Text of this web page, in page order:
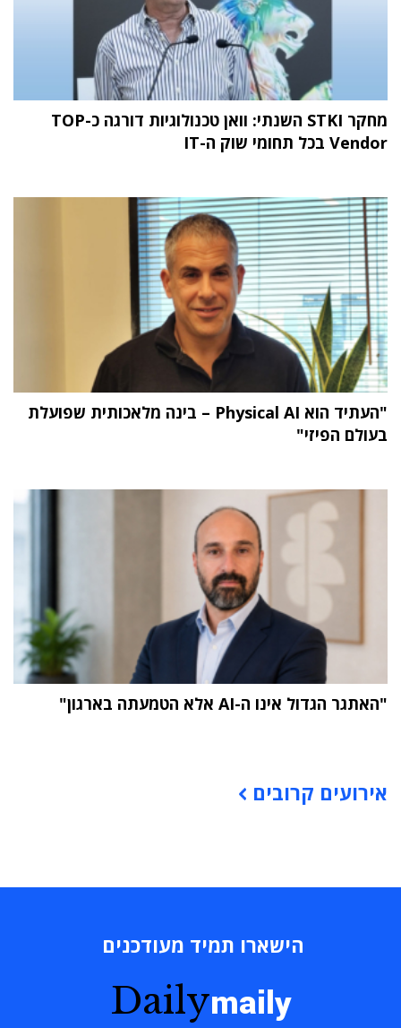
מחקר STKI השנתי: וואן טכנולוגיות דורגה כ-TOP
Vendor בכל תחומי שוק ה-IT
"העתיד הוא Physical AI – בינה מלאכותית שפועלת
בעולם הפיזי"
"האתגר הגדול אינו ה-AI אלא הטמעתה בארגון"
אירועים קרובים
הישארו תמיד מעודכנים
Dailymaily